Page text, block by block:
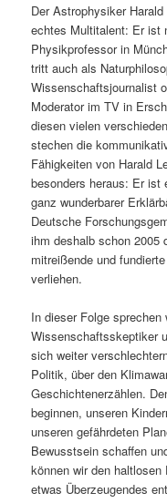
h
a
l
t
s
p
r
n
g
e
n
I
n
h
a
l
t
s
r
i
n
g
e
Der Astrophysiker
echtes Multitalent: Er ist
Physikprofessor in
tritt auch als
Wissenschaftsjournalist
Moderator im TV in
diesen vielen
stechen die
Fähigkeiten von Harald
besonders heraus: Er ist
ganz wunderbarer
Deutsche
ihm deshalb schon 2005
mitreißende und
verliehen.
In dieser Folge
Wissenschaftsskeptiker
sich weiter
Politik, über den
Geschichtenerzählen.
beginnen, unseren
unseren gefährdeten
Bewusstsein schaffen
können wir den
etwas Überzeugendes